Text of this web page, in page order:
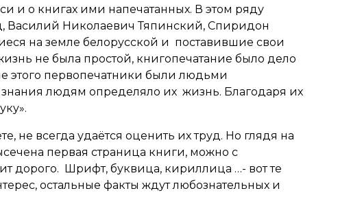
и о книгах ими напечатанных. В этом ряду
Василий Николаевич Тяпинский, Спиридон
на земле белорусской и поставившие свои
не была простой, книгопечатание было дело
этого первопечатники были людьми
людям определяло их жизнь. Благодаря их
не всегда удаётся оценить их труд. Но глядя на
первая страница книги, можно с
дорого. Шрифт, буквица, кириллица …- вот те
остальные факты ждут любознательных и